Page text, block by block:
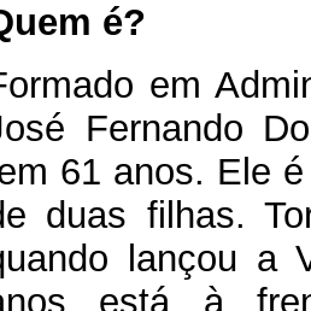
é?
em
Fernando
61 anos. Ele
duas filhas.
lançou a
está à